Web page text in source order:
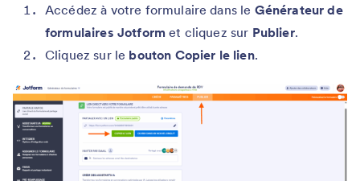
Accédez à votre formulaire dans le Générateur de
formulaires Jotformet cliquez sur Publier.
Cliquez sur le bouton Copier le lien.